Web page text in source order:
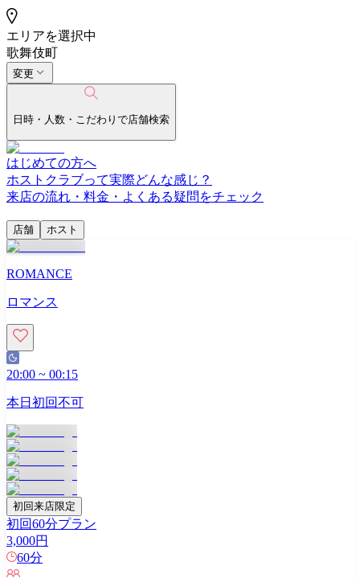
エリアを選択中
歌舞伎町
変更
日時・人数・こだわりで店舗検索
はじめての方へ
ホストクラブって実際どんな感じ？
来店の流れ・料金・よくある疑問をチェック
店舗 ホスト
ROMANCE
ロマンス
20:00 ~ 00:15
本日初回不可
初回来店限定
初回60分プラン
3,000円
60分